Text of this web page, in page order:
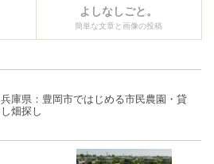
よしなしごと。
簡単な文章と画像の投稿
兵庫県：豊岡市ではじめる市民農園・貸
し畑探し